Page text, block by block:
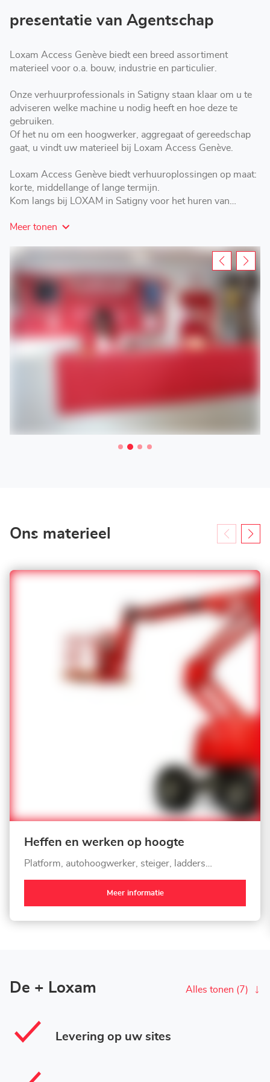
presentatie van Agentschap
Loxam Access Genève biedt een breed assortiment
materieel voor o.a. bouw, industrie en particulier.
Onze verhuurprofessionals in Satigny staan klaar om u te
adviseren welke machine u nodig heeft en hoe deze te
gebruiken.
Of het nu om een hoogwerker, aggregaat of gereedschap
gaat, u vindt uw materieel bij Loxam Access Genève.
Loxam Access Genève biedt verhuuroplossingen op maat:
korte, middellange of lange termijn.
Kom langs bij LOXAM in Satigny voor het huren van
Meer tonen
Ons materieel
Heffen en werken op hoogte
Platform, autohoogwerker, steiger, ladders…
Meer informatie
De + Loxam Alles tonen (7)
Levering op uw sites